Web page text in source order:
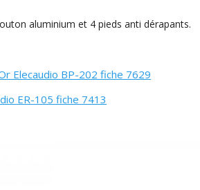
aluminium et 4 pieds anti dérapants.
Elecaudio BP-202 fiche 7629
ER-105 fiche 7413